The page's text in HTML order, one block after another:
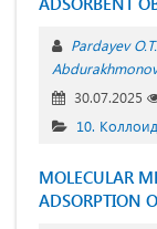
Pardayev O.T.
30.07.2025
10.
MOLECULAR
ADSORPTION